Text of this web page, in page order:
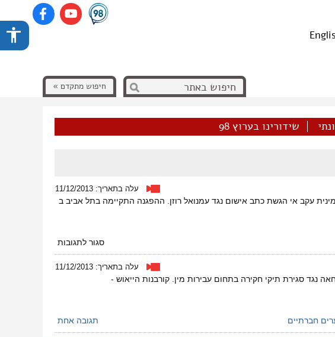
חיפוש מתקדם »
שידורינו בערוץ 98
עלה בתאריך: 11/12/2013
עקב­ אי הגשת כתב אישום נגד עמנואל רוזן. ההפגנה התקיימה בתל אביב ב
סגור לתגובותעל
רוצות
משפט
עלה בתאריך: 11/12/2013
נגד סגירת תיקי חקירה בתחום עבירות מין. קורבנות הייאוש
חברתיים תגובה אחת